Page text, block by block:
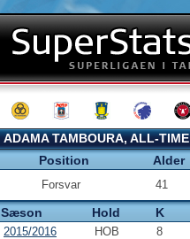
ADAMA TAMBOURA, ALL-TIME
Position
Alder
Forsvar 41
Sæson Hold K
2015/2016 HOB 8